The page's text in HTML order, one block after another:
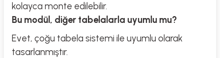
kolayca monte edilebilir.
Bu modül, diğer tabelalarla uyumlu mu?
Evet, çoğu tabela sistemi ile uyumlu olarak
tasarlanmıştır.